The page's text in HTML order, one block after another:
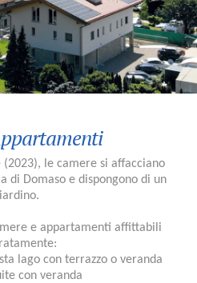
(2023), le camere si affacciano
di Domaso e dispongono di un
e appartamenti affittabili
lago con terrazzo o veranda
con veranda